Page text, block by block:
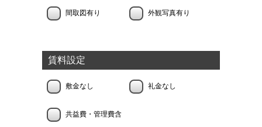
間取図有り 外観写真有り
賃料設定
敷金なし 礼金なし
共益費・管理費含